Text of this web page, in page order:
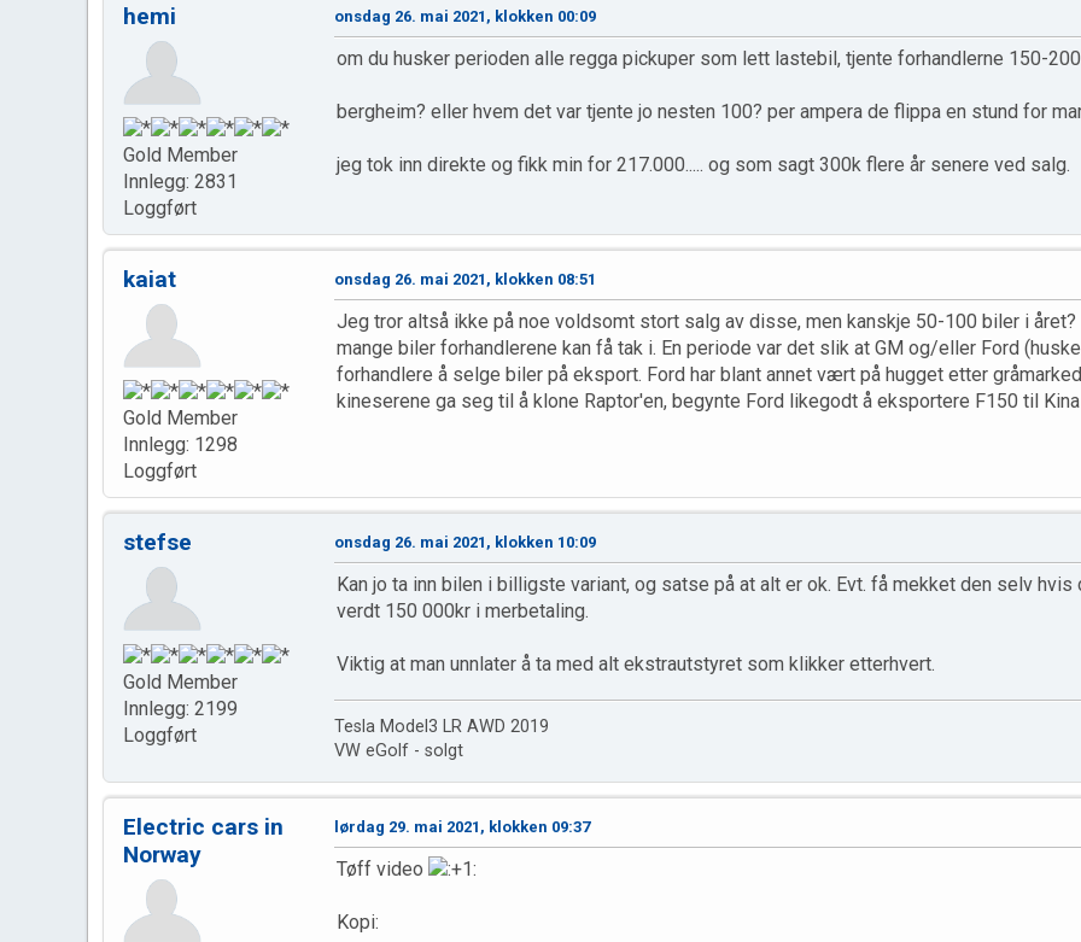
hemi
Gold Member
Innlegg: 2831
Loggført
onsdag 26. mai 2021, klokken 00:09
om du husker perioden alle regga pickuper som lett lastebil, tjente forhandlerne 150-
bergheim? eller hvem det var tjente jo nesten 100? per ampera de flippa en stund for
jeg tok inn direkte og fikk min for 217.000..... og som sagt 300k flere år senere ved salg.
kaiat
Gold Member
Innlegg: 1298
Loggført
onsdag 26. mai 2021, klokken 08:51
Jeg tror altså ikke på noe voldsomt stort salg av disse, men kanskje 50-100 biler i
mange biler forhandlerene kan få tak i. En periode var det slik at GM og/eller Ford
forhandlere å selge biler på eksport. Ford har blant annet vært på hugget etter
kineserene ga seg til å klone Raptor'en, begynte Ford likegodt å eksportere F150 til
stefse
Gold Member
Innlegg: 2199
Loggført
onsdag 26. mai 2021, klokken 10:09
Kan jo ta inn bilen i billigste variant, og satse på at alt er ok. Evt. få mekket den selv
verdt 150 000kr i merbetaling.
Viktig at man unnlater å ta med alt ekstrautstyret som klikker etterhvert.
Tesla Model3 LR AWD 2019
VW eGolf - solgt
Electric cars in
Norway
lørdag 29. mai 2021, klokken 09:37
Tøff video
Kopi: